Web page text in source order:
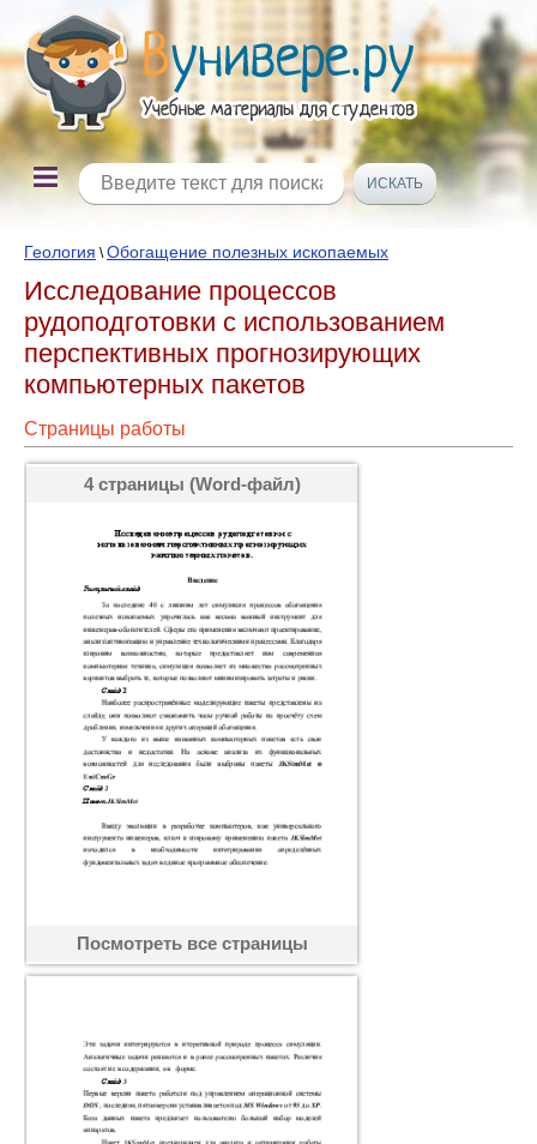
Геология \Обогащение полезных ископаемых
Исследование процессов
рудоподготовки с использованием
перспективных прогнозирующих
компьютерных пакетов
Страницы работы
4 страницы (Word-файл)
Посмотреть все страницы